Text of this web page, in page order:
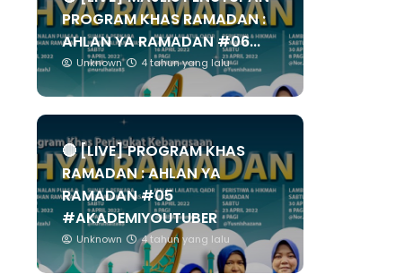
PROGRAM KHAS RAMADAN :
AHLAN YA RAMADAN #06...
Unknown 4 tahun yang lalu
🔴 [LIVE] PROGRAM KHAS
RAMADAN : AHLAN YA
RAMADAN #05
#AKADEMIYOUTUBER
Unknown 4 tahun yang lalu